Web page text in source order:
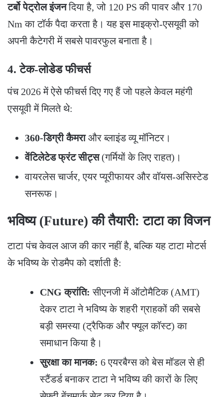
टर्बो पेट्रोल इंजनदिया है, जो 120 PS की पावर और 170
Nm का टॉर्क पैदा करता है। यह इस माइक्रो-एसयूवी को
अपनी कैटेगरी में सबसे पावरफुल बनाता है।
4. टेक-लोडेड फीचर्स
​पंच 2026 में ऐसे फीचर्स दिए गए हैं जो पहले केवल महंगी
एसयूवी में मिलते थे:
360-डिग्री कैमराऔर ब्लाइंड व्यू मॉनिटर।
वेंटिलेटेड फ्रंट सीट्स(गर्मियों के लिए राहत)।
​वायरलेस चार्जर, एयर प्यूरीफायर और वॉयस-असिस्टेड
सनरूफ।
भविष्य (Future) की तैयारी: टाटा का विजन
​टाटा पंच केवल आज की कार नहीं है, बल्कि यह टाटा मोटर्स
के भविष्य के रोडमैप को दर्शाती है:
CNG क्रांति: सीएनजी में ऑटोमैटिक (AMT)
देकर टाटा ने भविष्य के शहरी ग्राहकों की सबसे
बड़ी समस्या (ट्रैफिक और फ्यूल कॉस्ट) का
समाधान किया है।
सुरक्षा का मानक: 6 एयरबैग्स को बेस मॉडल से ही
स्टैंडर्ड बनाकर टाटा ने भविष्य की कारों के लिए